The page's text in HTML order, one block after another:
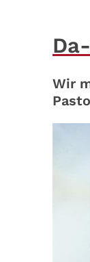
Wir